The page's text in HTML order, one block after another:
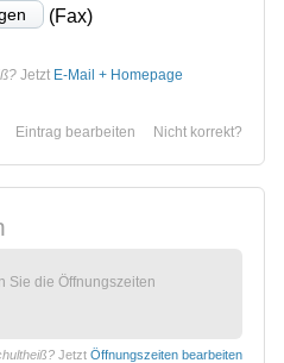
(Fax)
Jetzt E-Mail + Homepage
Nicht korrekt?
Eintrag bearbeiten
Sie die Öffnungszeiten
Jetzt Öffnungszeiten bearbeiten